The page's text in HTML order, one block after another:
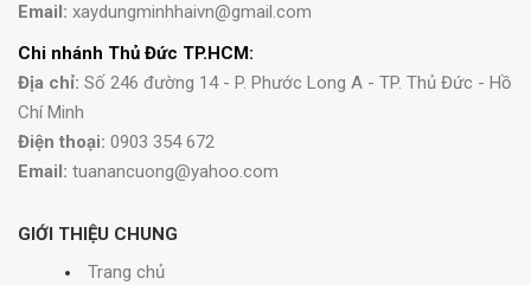
Email: xaydungminhhaivn@gmail.com
Chi nhánh Thủ Đức TP.HCM:
Địa chỉ: Số 246 đường 14 - P. Phước Long A - TP. Thủ Đức - Hồ
Chí Minh
Điện thoại: 0903 354 672
Email: tuanancuong@yahoo.com
GIỚI THIỆU CHUNG
Trang chủ